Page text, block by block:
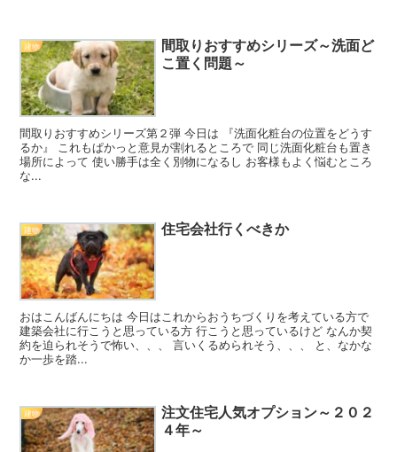
建物
間取りおすすめシリーズ～洗面ど
こ置く問題～
間取りおすすめシリーズ第２弾 今日は 『洗面化粧台の位置をどうす
るか』 これもぱかっと意見が割れるところで 同じ洗面化粧台も置き
場所によって 使い勝手は全く別物になるし お客様もよく悩むところ
な...
建物 住宅会社行くべきか
おはこんばんにちは 今日はこれからおうちづくりを考えている方で
建築会社に行こうと思っている方 行こうと思っているけど なんか契
約を迫られそうで怖い、、、 言いくるめられそう、、、 と、なかな
か一歩を踏...
建物
注文住宅人気オプション～２０２
４年～